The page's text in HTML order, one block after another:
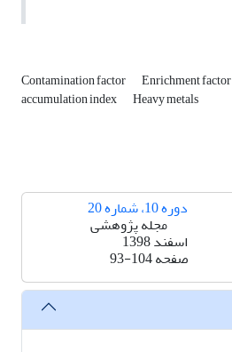
Contamination factor Enrichment factor
accumulation index Heavy metals
دوره 10، شماره 20
مجله پژوهشی
اسفند 1398
صفحه93-104